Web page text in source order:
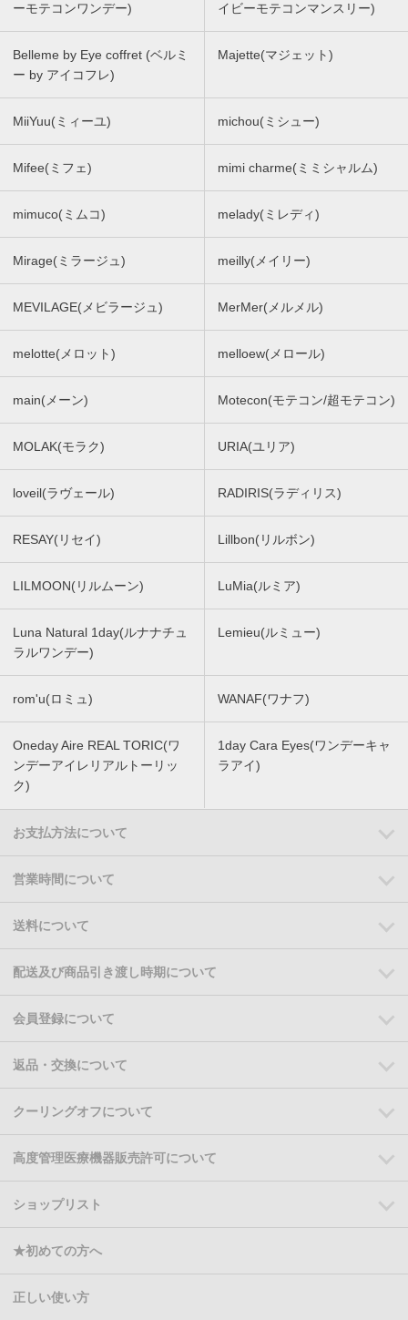
ーモテコンワンデー)
イビーモテコンマンスリー)
Belleme by Eye coffret (ベルミ
ー by アイコフレ)
Majette(マジェット)
MiiYuu(ミィーユ) michou(ミシュー)
Mifee(ミフェ) mimi charme(ミミシャルム)
mimuco(ミムコ) melady(ミレディ)
Mirage(ミラージュ) meilly(メイリー)
MEVILAGE(メビラージュ) MerMer(メルメル)
melotte(メロット) melloew(メロール)
main(メーン) Motecon(モテコン/超モテコン)
MOLAK(モラク) URIA(ユリア)
loveil(ラヴェール) RADIRIS(ラディリス)
RESAY(リセイ) Lillbon(リルボン)
LILMOON(リルムーン) LuMia(ルミア)
Luna Natural 1day(ルナナチュ
ラルワンデー)
Lemieu(ルミュー)
rom'u(ロミュ) WANAF(ワナフ)
Oneday Aire REAL TORIC(ワ
ンデーアイレリアルトーリッ
ク)
1day Cara Eyes(ワンデーキャ
ラアイ)
お支払方法について
営業時間について
送料について
配送及び商品引き渡し時期について
会員登録について
返品・交換について
クーリングオフについて
高度管理医療機器販売許可について
ショップリスト
★初めての方へ
正しい使い方